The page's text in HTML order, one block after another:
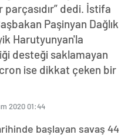
dedi. İstifa
Paşinyan Dağlık
Harutyunyan'la
desteği saklamayan
ise dikkat çeken bir
2020 01:44
başlayan savaş 44